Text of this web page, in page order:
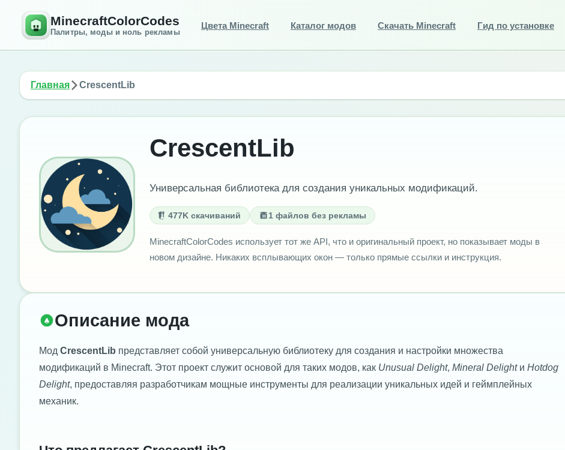
MinecraftColorCodes
Палитры, моды и ноль рекламы
Цвета Minecraft Каталог модов Скачать Minecraft Гид по установке
Главная CrescentLib
CrescentLib
Универсальная библиотека для создания уникальных модификаций.
477K скачиваний 1 файлов без рекламы
MinecraftColorCodes использует тот же API, что и оригинальный проект, но показывает моды в
новом дизайне. Никаких всплывающих окон — только прямые ссылки и инструкция.
Описание мода
Мод CrescentLib представляет собой универсальную библиотеку для создания и настройки множества
модификаций в Minecraft. Этот проект служит основой для таких модов, как Unusual Delight, Mineral Delightи Hotdog
Delight, предоставляя разработчикам мощные инструменты для реализации уникальных идей и геймплейных
механик.